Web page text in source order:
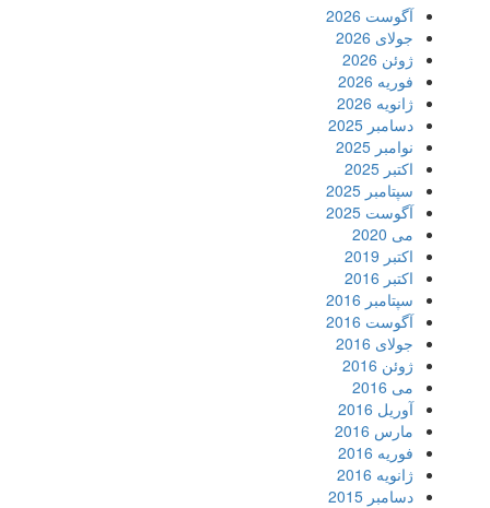
آگوست 2026
جولای 2026
ژوئن 2026
فوریه 2026
ژانویه 2026
دسامبر 2025
نوامبر 2025
اکتبر 2025
سپتامبر 2025
آگوست 2025
می 2020
اکتبر 2019
اکتبر 2016
سپتامبر 2016
آگوست 2016
جولای 2016
ژوئن 2016
می 2016
آوریل 2016
مارس 2016
فوریه 2016
ژانویه 2016
دسامبر 2015